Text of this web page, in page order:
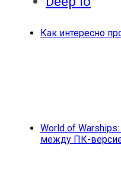
Как интересно
World of
между ПК-